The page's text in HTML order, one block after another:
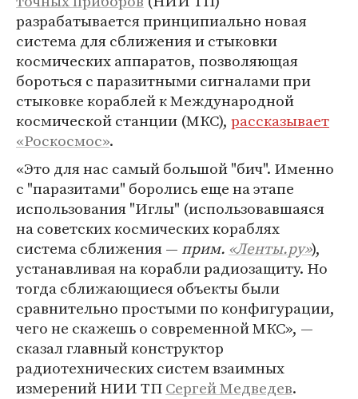
разрабатывается принципиально новая
система для сближения и стыковки
космических аппаратов, позволяющая
бороться с паразитными сигналами при
стыковке кораблей к Международной
космической станции (МКС), рассказывает
«Роскосмос».
«Это для нас самый большой "бич". Именно
с "паразитами" боролись еще на этапе
использования "Иглы" (использовавшаяся
на советских космических кораблях
система сближения — прим. «Ленты.ру»),
устанавливая на корабли радиозащиту. Но
тогда сближающиеся объекты были
сравнительно простыми по конфигурации,
чего не скажешь о современной МКС», —
сказал главный конструктор
радиотехнических систем взаимных
измерений НИИ ТПСергей Медведев.